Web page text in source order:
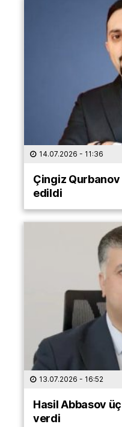
14.07.2026 - 11:36
Çingiz
edildi
13.07.2026 - 16:52
Hasil Abbasov
verdi